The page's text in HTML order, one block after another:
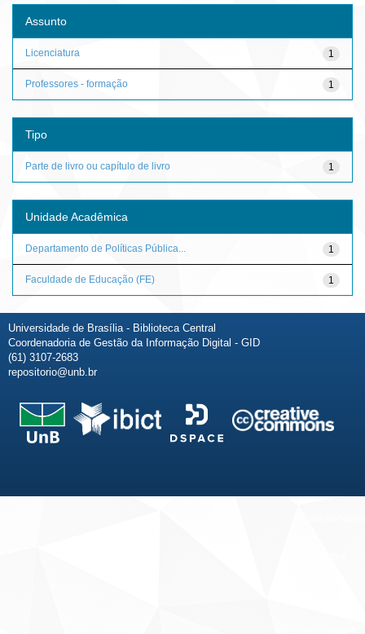
Assunto
1
Licenciatura
1
Professores - formação
Tipo
1
Parte de livro ou capítulo de livro
Unidade Acadêmica
1
Departamento de Políticas Pública...
1
Faculdade de Educação (FE)
Universidade de Brasília - Biblioteca Central
Coordenadoria de Gestão da Informação Digital - GID
(61) 3107-2683
repositorio@unb.br